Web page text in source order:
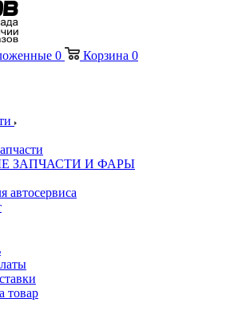
0 Корзина 0
ЗАПЧАСТИ И ФАРЫ
автосервиса
товар